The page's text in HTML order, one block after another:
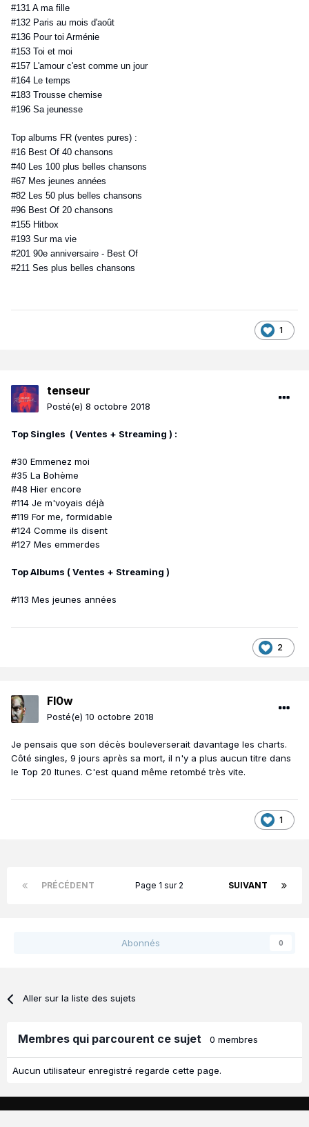
#131 A ma fille
#132 Paris au mois d'août
#136 Pour toi Arménie
#153 Toi et moi
#157 L'amour c'est comme un jour
#164 Le temps
#183 Trousse chemise
#196 Sa jeunesse
Top albums FR (ventes pures) :
#16 Best Of 40 chansons
#40 Les 100 plus belles chansons
#67 Mes jeunes années
#82 Les 50 plus belles chansons
#96 Best Of 20 chansons
#155 Hitbox
#193 Sur ma vie
#201 90e anniversaire - Best Of
#211 Ses plus belles chansons
1
tenseur
Posté(e) 8 octobre 2018
Top Singles ( Ventes + Streaming ) :
#30 Emmenez moi
#35 La Bohème
#48 Hier encore
#114 Je m'voyais déjà
#119 For me, formidable
#124 Comme ils disent
#127 Mes emmerdes
Top Albums ( Ventes + Streaming )
#113 Mes jeunes années
2
Fl0w
Posté(e) 10 octobre 2018
Je pensais que son décès bouleverserait davantage les charts.
Côté singles, 9 jours après sa mort, il n'y a plus aucun titre dans
le Top 20 Itunes. C'est quand même retombé très vite.
1
PRÉCÉDENT SUIVANT
Page 1 sur 2
Abonnés 0
Aller sur la liste des sujets
Membres qui parcourent ce sujet 0 membres
Aucun utilisateur enregistré regarde cette page.